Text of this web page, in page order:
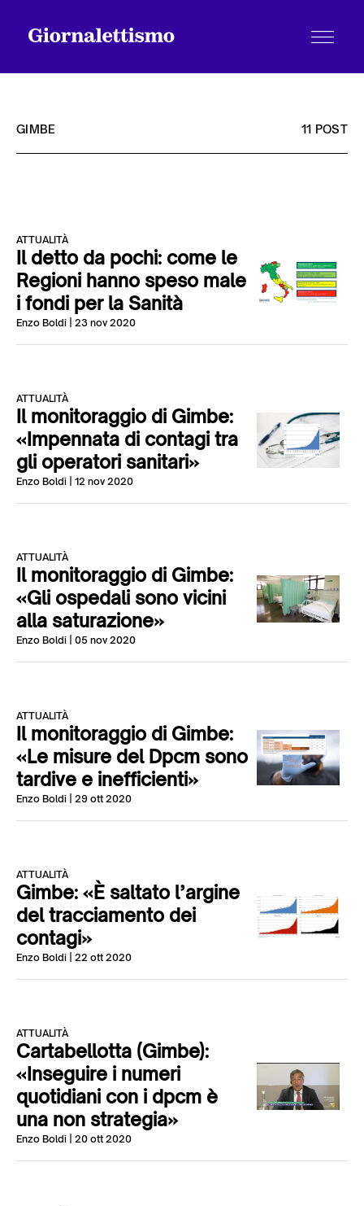
Chi siamo
Contatti
GIMBE 11 POST
ATTUALITÀ
Il detto da pochi: come le
Regioni hanno speso male
i fondi per la Sanità
Enzo Boldi | 23 nov 2020
ATTUALITÀ
Il monitoraggio di Gimbe:
«Impennata di contagi tra
gli operatori sanitari»
Enzo Boldi | 12 nov 2020
ATTUALITÀ
Il monitoraggio di Gimbe:
«Gli ospedali sono vicini
alla saturazione»
Enzo Boldi | 05 nov 2020
ATTUALITÀ
Il monitoraggio di Gimbe:
«Le misure del Dpcm sono
tardive e inefficienti»
Enzo Boldi | 29 ott 2020
ATTUALITÀ
Gimbe: «È saltato l’argine
del tracciamento dei
contagi»
Enzo Boldi | 22 ott 2020
ATTUALITÀ
Cartabellotta (Gimbe):
«Inseguire i numeri
quotidiani con i dpcm è
una non strategia»
Enzo Boldi | 20 ott 2020